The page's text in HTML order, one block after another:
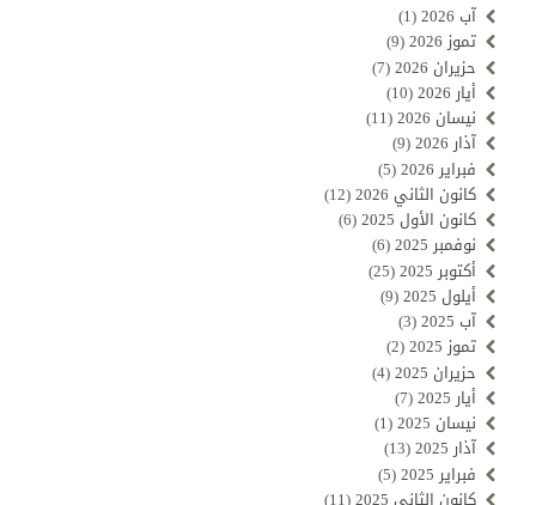
آب 2026
(1)
تموز 2026
(9)
حزيران 2026
(7)
أيار 2026
(10)
نيسان 2026
(11)
آذار 2026
(9)
فبراير 2026
(5)
كانون الثاني 2026
(12)
كانون الأول 2025
(6)
نوفمبر 2025
(6)
أكتوبر 2025
(25)
أيلول 2025
(9)
آب 2025
(3)
تموز 2025
(2)
حزيران 2025
(4)
أيار 2025
(7)
نيسان 2025
(1)
آذار 2025
(13)
فبراير 2025
(5)